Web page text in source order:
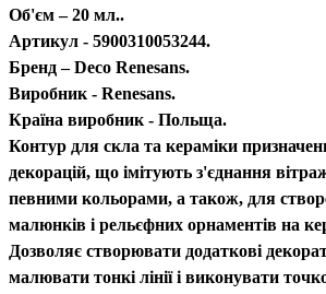
Об'єм – 20 мл..
Артикул - 5900310053244.
Бренд – Deco Renesans.
Виробник - Renesans.
Країна виробник - Польща.
Контур для скла та кераміки
декорацій, що імітують з'єднання
певними кольорами, а також, для
малюнків і рельєфних орнаментів на
Дозволяє створювати додаткові
малювати тонкі лінії і виконувати